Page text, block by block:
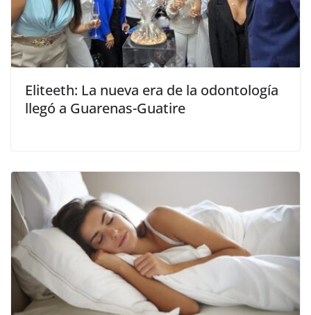
Eliteeth: La nueva era de la odontología
llegó a Guarenas-Guatire